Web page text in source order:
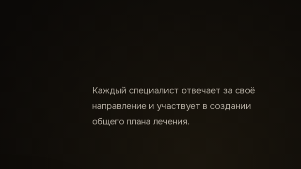
Каждый специалист отвечает за своё
направление и участвует в создании
общего плана лечения.